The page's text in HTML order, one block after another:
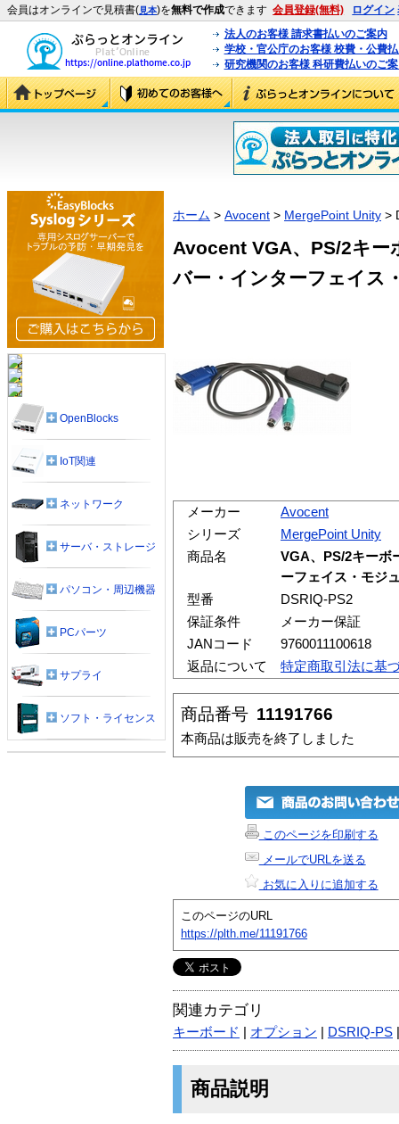
会員はオンラインで見積書(見本)を無料で作成できます 会員登録(無料) ログイン
法人のお客様 請求書払いのご案内
学校・官公庁のお客様 校費・公費
研究機関のお客様 科研費払いのご
ホーム > Avocent > MergePoint Unity >
Avocent VGA、PS/2キー
バー・インターフェイス
メーカー
Avocent
シリーズ
MergePoint Unity
商品名
VGA、PS/2キーボ
ーフェイス・モジ
型番
DSRIQ-PS2
保証条件
メーカー保証
JANコード
9760011100618
返品について
特定商取引法に基
商品番号 11191766
本商品は販売を終了しました
このページを印刷する
メールでURLを送る
お気に入りに追加する
このページのURL
https://plth.me/11191766
関連カテゴリ
キーボード オプション DSRIQ-PS
商品説明
OpenBlocks
IoT関連
ネットワーク
サーバ・ストレージ
パソコン・周辺機器
PCパーツ
サプライ
ソフト・ライセンス